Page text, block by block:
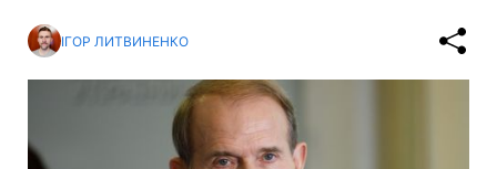
ІГОР ЛИТВИНЕНКО